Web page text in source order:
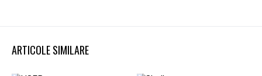
ARTICOLE SIMILARE